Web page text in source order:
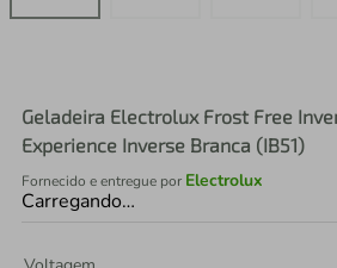
Geladeira Electrolux Frost Free
Experience Inverse Branca (IB51)
Fornecido e entregue por Electrolux
Carregando…